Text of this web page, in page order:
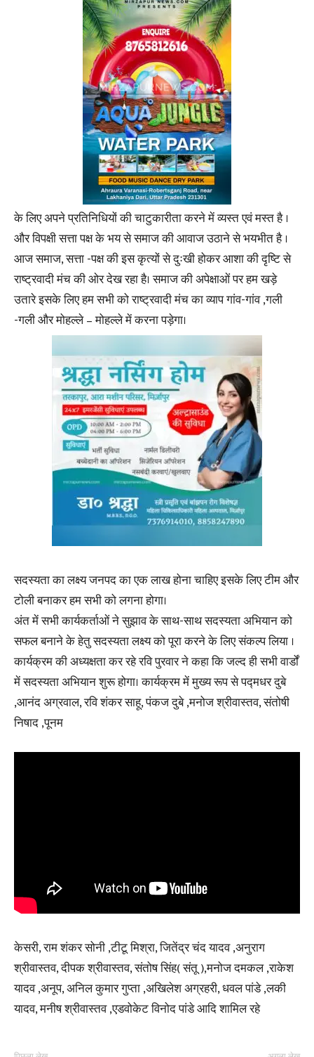
के लिए अपने प्रतिनिधियों की चाटुकारीता करने में व्यस्त एवं मस्त है ।
और विपक्षी सत्ता पक्ष के भय से समाज की आवाज उठाने से भयभीत है ।
आज समाज, सत्ता -पक्ष की इस कृत्यों से दुःखी होकर आशा की दृष्टि से
राष्ट्रवादी मंच की ओर देख रहा है। समाज की अपेक्षाओं पर हम खड़े
उतारे इसके लिए हम सभी को राष्ट्रवादी मंच का व्याप गांव-गांव ,गली
-गली और मोहल्ले – मोहल्ले में करना पड़ेगा।
सदस्यता का लक्ष्य जनपद का एक लाख होना चाहिए इसके लिए टीम और
टोली बनाकर हम सभी को लगना होगा।
अंत में सभी कार्यकर्ताओं ने सुझाव के साथ-साथ सदस्यता अभियान को
सफल बनाने के हेतु सदस्यता लक्ष्य को पूरा करने के लिए संकल्प लिया ।
कार्यक्रम की अध्यक्षता कर रहे रवि पुरवार ने कहा कि जल्द ही सभी वार्डों
में सदस्यता अभियान शुरू होगा। कार्यक्रम में मुख्य रूप से पद्मधर दुबे
,आनंद अग्रवाल, रवि शंकर साहू, पंकज दुबे ,मनोज श्रीवास्तव, संतोषी
निषाद ,पूनम
केसरी, राम शंकर सोनी ,टीटू मिश्रा, जितेंद्र चंद यादव ,अनुराग
श्रीवास्तव, दीपक श्रीवास्तव, संतोष सिंह( संतू ),मनोज दमकल ,राकेश
यादव ,अनूप, अनिल कुमार गुप्ता ,अखिलेश अग्रहरी, धवल पांडे ,लकी
यादव, मनीष श्रीवास्तव ,एडवोकेट विनोद पांडे आदि शामिल रहे